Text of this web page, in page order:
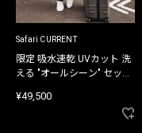
Safari CURRENT
限定 吸水速乾 UVカット 洗
える "オールシーン" セット
¥49,500